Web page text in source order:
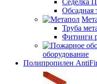
Обсадная
Труба
Фитинги
оборудование
Полипропилен